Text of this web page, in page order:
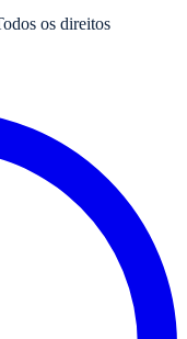
os direitos